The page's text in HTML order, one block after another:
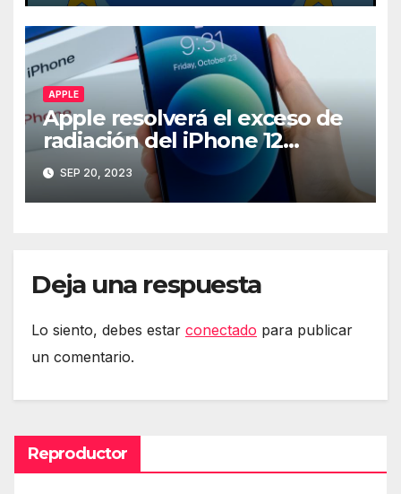
APPLE
Apple resolverá el exceso de
radiación del iPhone 12
mediante software
SEP 20, 2023
Deja una respuesta
Lo siento, debes estar conectado para publicar
un comentario.
Reproductor